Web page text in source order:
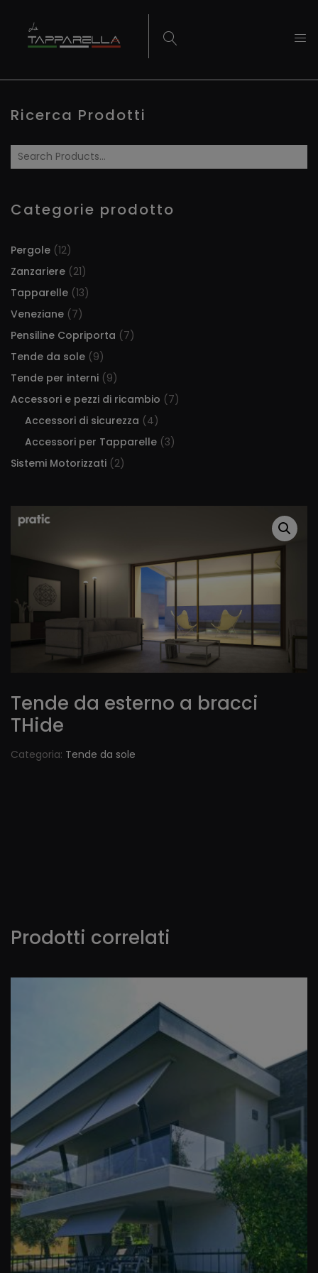
Tende da esterno a bracci
THide
Categoria: Tende da sole
Prodotti correlati
Ricerca Prodotti
Categorie prodotto
Pergole (12)
Zanzariere (21)
Tapparelle (13)
Veneziane (7)
Pensiline Copriporta (7)
Tende da sole (9)
Tende per interni (9)
Accessori e pezzi di ricambio (7)
Accessori di sicurezza (4)
Accessori per Tapparelle (3)
Sistemi Motorizzati (2)